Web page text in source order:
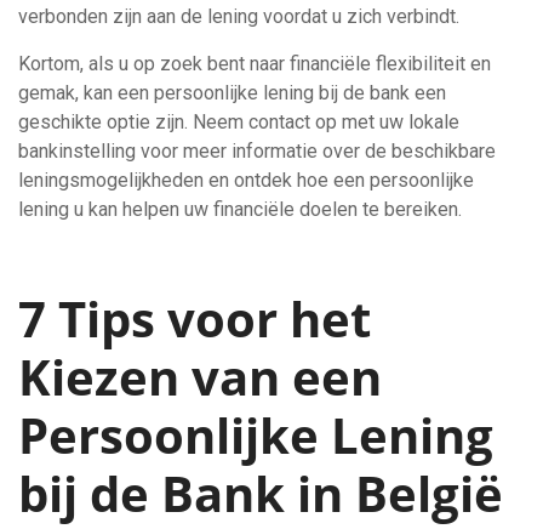
verbonden zijn aan de lening voordat u zich verbindt.
Kortom, als u op zoek bent naar financiële flexibiliteit en
gemak, kan een persoonlijke lening bij de bank een
geschikte optie zijn. Neem contact op met uw lokale
bankinstelling voor meer informatie over de beschikbare
leningsmogelijkheden en ontdek hoe een persoonlijke
lening u kan helpen uw financiële doelen te bereiken.
7 Tips voor het
Kiezen van een
Persoonlijke Lening
bij de Bank in België